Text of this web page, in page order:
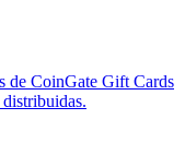
de CoinGate Gift Cards